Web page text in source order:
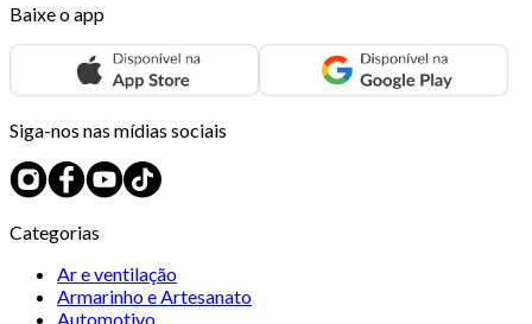
Baixe o app
Siga-nos nas mídias sociais
Categorias
Ar e ventilação
Armarinho e Artesanato
Automotivo